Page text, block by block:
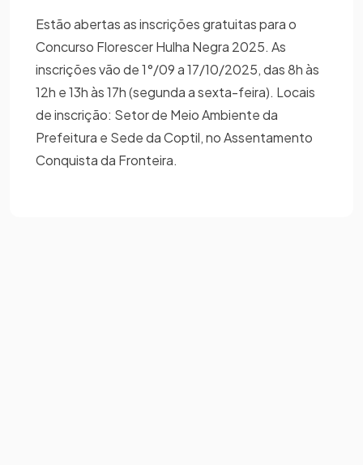
Estão abertas as inscrições gratuitas para o
Concurso Florescer Hulha Negra 2025. As
inscrições vão de 1°/09 a 17/10/2025, das 8h às
12h e 13h às 17h (segunda a sexta-feira). Locais
de inscrição: Setor de Meio Ambiente da
Prefeitura e Sede da Coptil, no Assentamento
Conquista da Fronteira.